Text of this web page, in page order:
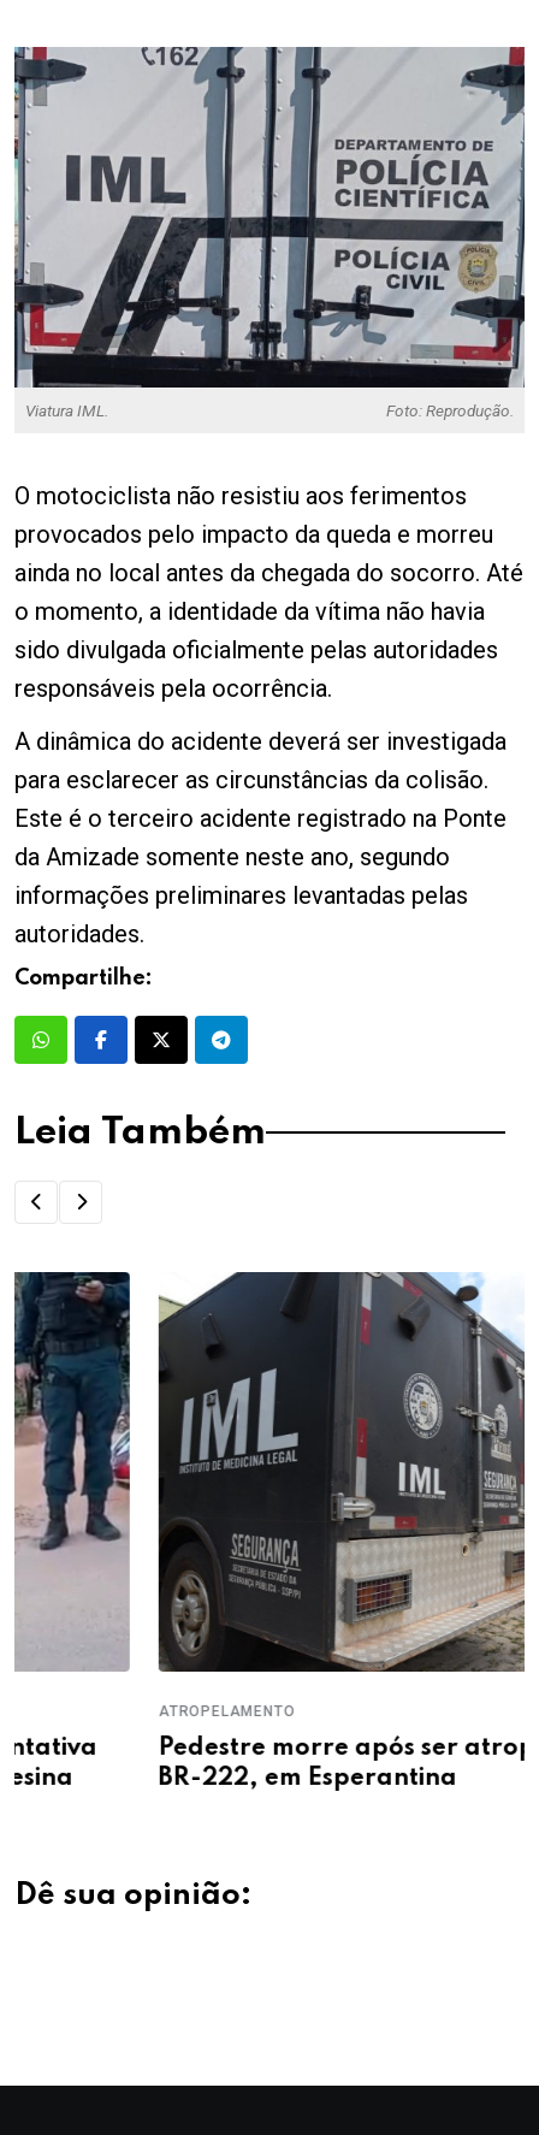
Viatura IML. Foto: Reprodução.
O motociclista não resistiu aos ferimentos
provocados pelo impacto da queda e morreu
ainda no local antes da chegada do socorro. Até
o momento, a identidade da vítima não havia
sido divulgada oficialmente pelas autoridades
responsáveis pela ocorrência.
A dinâmica do acidente deverá ser investigada
para esclarecer as circunstâncias da colisão.
Este é o terceiro acidente registrado na Ponte
da Amizade somente neste ano, segundo
informações preliminares levantadas pelas
autoridades.
Compartilhe:
Leia Também
Pedestre morre após ser atropelado na
BR-222, em Esperantina
Dê sua opinião: